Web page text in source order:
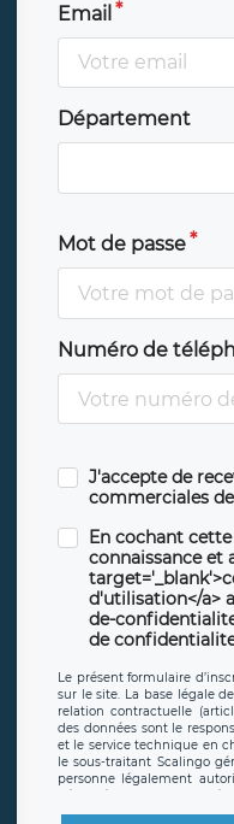
Email
Département
Mot de passe
Numéro de
J'accepte de
commerciales
En cochant
connaissance et
d'utilisation</a>
de-
de
Le présent formulaire
sur le site. La base légale
relation contractuelle
des données sont le
et le service technique en
le sous-traitant Scalingo
personne légalement
offrant desclauses de